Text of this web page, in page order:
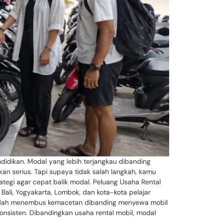
Modal yang lebih terjangkau dibanding
serius. Tapi supaya tidak salah langkah, kamu
agar cepat balik modal. Peluang Usaha Rental
Yogyakarta, Lombok, dan kota-kota pelajar
menembus kemacetan dibanding menyewa mobil
Dibandingkan usaha rental mobil, modal